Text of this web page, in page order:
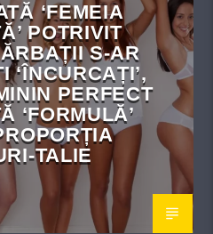
‘FEMEIA
POTRIVIT
S-AR
‘ÎNCURCAȚI’,
PERFECT
‘FORMULĂ’
TALIE